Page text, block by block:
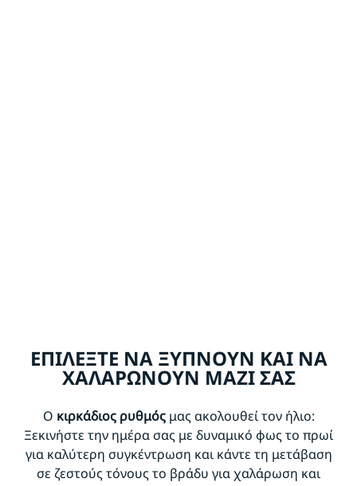
ΕΠΙΛΕΞΤΕ ΝΑ ΞΥΠΝΟΥΝ ΚΑΙ ΝΑ
ΧΑΛΑΡΩΝΟΥΝ ΜΑΖΙ ΣΑΣ
Ο κιρκάδιος ρυθμόςμας ακολουθεί τον ήλιο:
Ξεκινήστε την ημέρα σας με δυναμικό φως το πρωί
για καλύτερη συγκέντρωση και κάντε τη μετάβαση
σε ζεστούς τόνους το βράδυ για χαλάρωση και